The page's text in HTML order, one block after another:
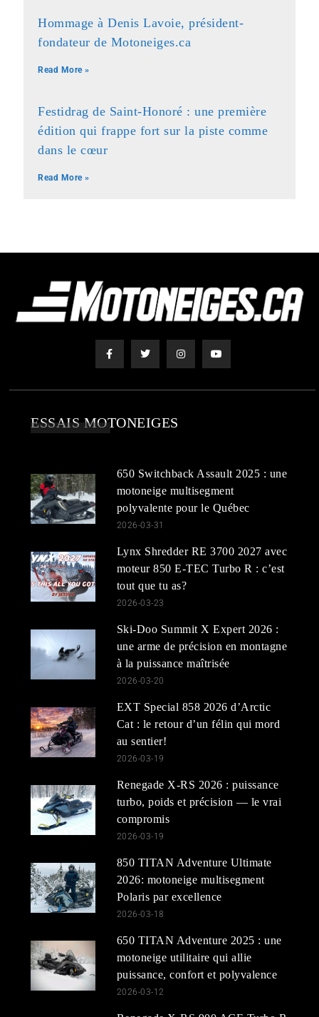
Hommage à Denis Lavoie, président-
fondateur de Motoneiges.ca
Read More »
Festidrag de Saint-Honoré : une première
édition qui frappe fort sur la piste comme
dans le cœur
Read More »
ESSAIS MOTONEIGES
650 Switchback Assault 2025 : une
motoneige multisegment
polyvalente pour le Québec
2026-03-31
Lynx Shredder RE 3700 2027 avec
moteur 850 E-TEC Turbo R : c’est
tout que tu as?
2026-03-23
Ski-Doo Summit X Expert 2026 :
une arme de précision en montagne
à la puissance maîtrisée
2026-03-20
EXT Special 858 2026 d’Arctic
Cat : le retour d’un félin qui mord
au sentier!
2026-03-19
Renegade X-RS 2026 : puissance
turbo, poids et précision — le vrai
compromis
2026-03-19
850 TITAN Adventure Ultimate
2026: motoneige multisegment
Polaris par excellence
2026-03-18
650 TITAN Adventure 2025 : une
motoneige utilitaire qui allie
puissance, confort et polyvalence
2026-03-12